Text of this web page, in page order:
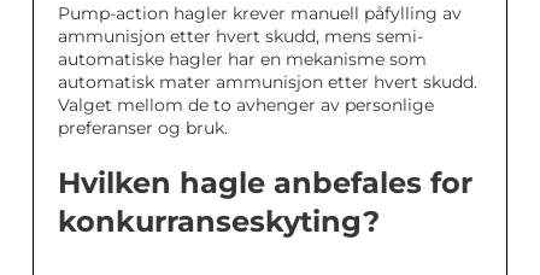
Pump-action hagler krever manuell påfylling av
ammunisjon etter hvert skudd, mens semi-
automatiske hagler har en mekanisme som
automatisk mater ammunisjon etter hvert skudd.
Valget mellom de to avhenger av personlige
preferanser og bruk.
Hvilken hagle anbefales for
konkurranseskyting?